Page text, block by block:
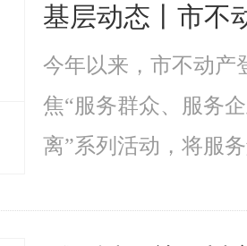
基层动态丨市不
今年以来，市不动产
焦“服务群众、服务
离”系列活动，将服